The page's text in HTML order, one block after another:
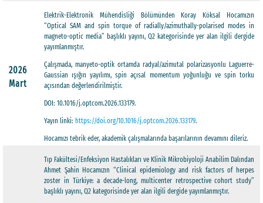
2026
Mart
Elektrik-Elektronik Mühendisliği Bölümünden Koray Köksal Hocamızın
“Optical SAM and spin torque of radially/azimuthally-polarised modes in
magneto-optic media” başlıklı yayını, Q2 kategorisinde yer alan ilgili dergide
yayımlanmıştır.
Çalışmada, manyeto-optik ortamda radyal/azimutal polarizasyonlu Laguerre-
Gaussian ışığın yayılımı, spin açısal momentum yoğunluğu ve spin torku
açısından değerlendirilmiştir.
DOI: 10.1016/j.optcom.2026.133179.
Yayın linki: https://doi.org/10.1016/j.optcom.2026.133179.
Hocamızı tebrik eder, akademik çalışmalarında başarılarının devamını dileriz.
Tıp Fakültesi/Enfeksiyon Hastalıkları ve Klinik Mikrobiyoloji Anabilim Dalından
Ahmet Şahin Hocamızın “Clinical epidemiology and risk factors of herpes
zoster in Türkiye: a decade-long, multicenter retrospective cohort study”
başlıklı yayını, Q2 kategorisinde yer alan ilgili dergide yayımlanmıştır.